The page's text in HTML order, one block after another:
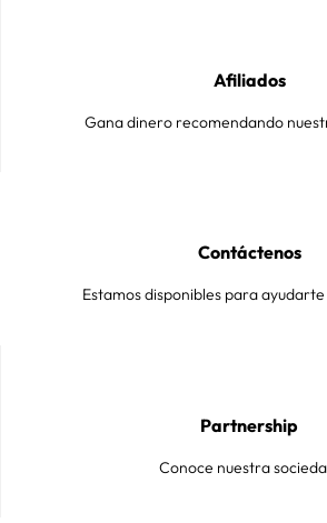
Afiliados
Gana dinero recomendando
Contáctenos
Estamos disponibles para
Partnership
Conoce nuestra